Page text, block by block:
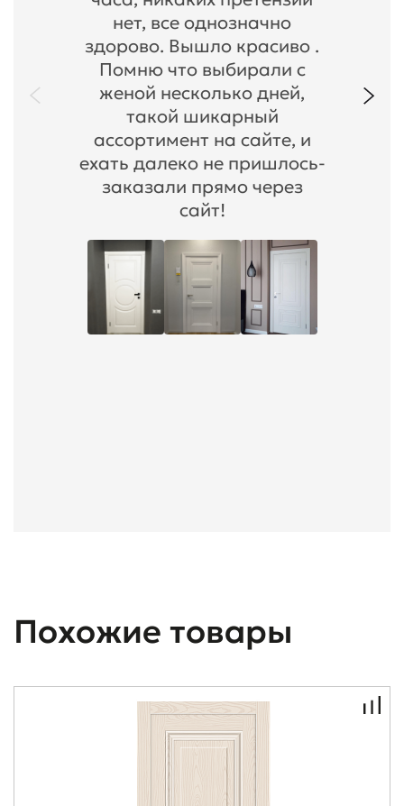
нет, все однозначно
здорово. Вышло красиво .
Помню что выбирали с
женой несколько дней,
такой шикарный
ассортимент на сайте, и
ехать далеко не пришлось-
заказали прямо через
сайт!
Похожие товары